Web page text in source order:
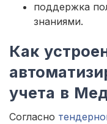
поддержка
знаниями.
Как
учета в
Согласно